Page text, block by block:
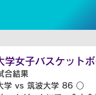
学女子バスケット
合結果
学 vs 筑波大学 86 ○